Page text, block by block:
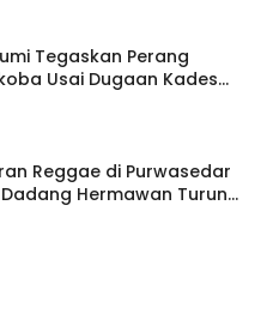
Tegaskan Perang
Usai Dugaan Kades
Reggae di Purwasedar
Hermawan Turun